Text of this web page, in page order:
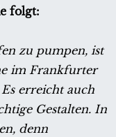
folgt:
zu pumpen, ist
im Frankfurter
erreicht auch
Gestalten. In
denn